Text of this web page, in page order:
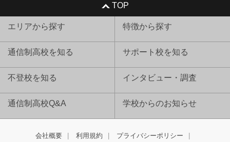
TOP
エリアから探す 特徴から探す
通信制高校を知る サポート校を知る
不登校を知る インタビュー・調査
通信制高校Q&A 学校からのお知らせ
会社概要 利用規約 プライバシーポリシー